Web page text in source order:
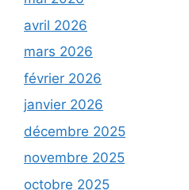
avril 2026
mars 2026
février 2026
janvier 2026
décembre 2025
novembre 2025
octobre 2025